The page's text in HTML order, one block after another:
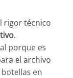
rigor técnico
.
porque es
el archivo
en